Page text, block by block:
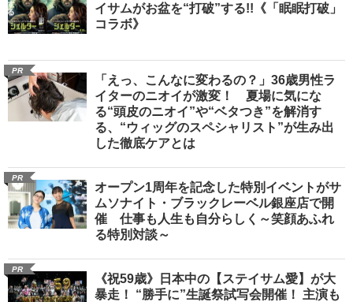
イサムがお盆を“打破”する!!《「眠眠打破」
コラボ》
PR
「えっ、こんなに変わるの？」36歳男性ラ
イターのニオイが激変！ 夏場に気にな
る“頭皮のニオイ”や“ベタつき”を解消す
る、“ウィッグのスペシャリスト”が生み出
した徹底ケアとは
PR
オープン1周年を記念した特別イベントがサ
ムソナイト・ブラックレーベル銀座店で開
催 仕事も人生も自分らしく～笑顔あふれ
る特別対談～
PR
《祝59歳》日本中の【ステイサム愛】が大
暴走！ “勝手に”生誕祭試写会開催！ 主演も